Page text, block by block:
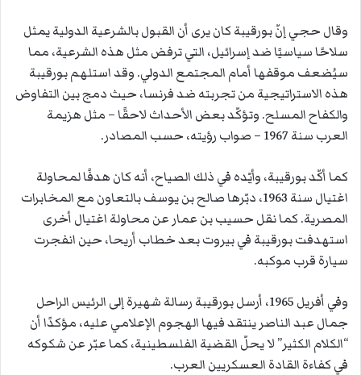
وقال حجي إنّ بورقيبة كان يرى أن القبول بالشرعية الدولية يمثل
سلاحًا سياسيًا ضد إسرائيل، التي ترفض مثل هذه الشرعية، مما
سيُضعف موقفها أمام المجتمع الدولي. وقد استلهم بورقيبة
هذه الاستراتيجية من تجربته ضد فرنسا، حيث دمج بين التفاوض
والكفاح المسلح. وتؤكّد بعض الأحداث لاحقًا – مثل هزيمة
العرب سنة 1967 – صواب رؤيته، حسب المصادر.
كما أكّد بورقيبة، وأيّده في ذلك الصياح، أنه كان هدفًا لمحاولة
اغتيال سنة 1963، دبّرها صالح بن يوسف بالتعاون مع المخابرات
المصرية. كما نقل حسيب بن عمار عن محاولة اغتيال أخرى
استهدفت بورقيبة في بيروت بعد خطاب أريحا، حين انفجرت
سيارة قرب موكبه.
وفي أفريل 1965، أرسل بورقيبة رسالة شهيرة إلى الرئيس الراحل
جمال عبد الناصر ينتقد فيها الهجوم الإعلامي عليه، مؤكدًا أن
“الكلام الكثير” لا يحلّ القضية الفلسطينية، كما عبّر عن شكوكه
في كفاءة القادة العسكريين العرب.